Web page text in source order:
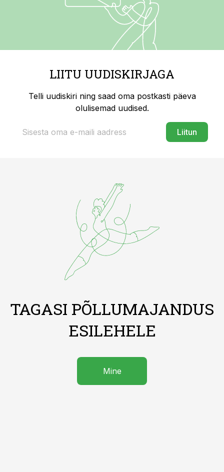
LIITU UUDISKIRJAGA
Telli uudiskiri ning saad oma postkasti päeva
olulisemad uudised.
Liitun
TAGASI PÕLLUMAJANDUS
ESILEHELE
Mine